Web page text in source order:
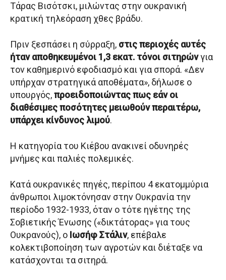
Τάρας Βισότσκι, μιλώντας στην ουκρανική
κρατική τηλεόραση χθες βράδυ.
Πριν ξεσπάσει η σύρραξη, στις περιοχές αυτές
ήταν αποθηκευμένοι 1,3 εκατ. τόνοι σιτηρώνγια
τον καθημερινό εφοδιασμό και για σπορά. «Δεν
υπήρχαν στρατηγικά αποθέματα», δήλωσε ο
υπουργός,προειδοποιώντας πως εάν οι
διαθέσιμες ποσότητες μειωθούν περαιτέρω,
υπάρχει κίνδυνος λιμού.
Η κατηγορία του Κιέβου ανακινεί οδυνηρές
μνήμες και παλιές πολεμικές.
Κατά ουκρανικές πηγές, περίπου 4 εκατομμύρια
άνθρωποι λιμοκτόνησαν στην Ουκρανία την
περίοδο 1932-1933, όταν ο τότε ηγέτης της
Σοβιετικής Ένωσης («δικτάτορας» για τους
Ουκρανούς), ο Ιωσήφ Στάλιν, επέβαλε
κολεκτιβοποίηση των αγροτών και διέταξε να
κατάσχονται τα σιτηρά.